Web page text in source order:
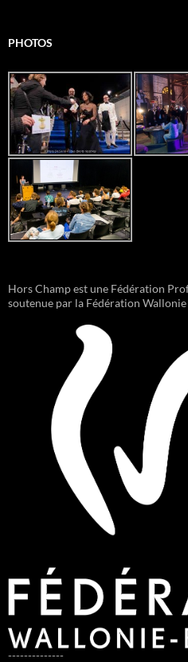
PHOTOS
Hors Champ est une Fédération
soutenue par la Fédération
--------------